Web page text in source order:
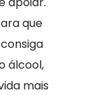
que
álcool,
mais